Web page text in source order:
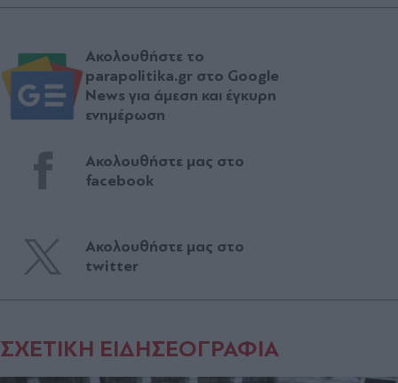
Ακολουθήστε το
parapolitika.gr στο Google
News για άμεση και έγκυρη
ενημέρωση
Ακολουθήστε μας στο
facebook
Ακολουθήστε μας στο
twitter
ΣΧΕΤΙΚΗ ΕΙΔΗΣΕΟΓΡΑΦΙΑ